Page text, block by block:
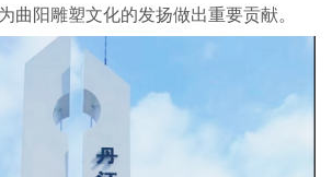
曲阳雕塑文化的发扬做出重要贡献。